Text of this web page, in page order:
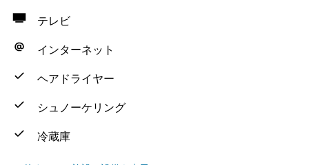
テレビ
インターネット
ヘアドライヤー
シュノーケリング
冷蔵庫